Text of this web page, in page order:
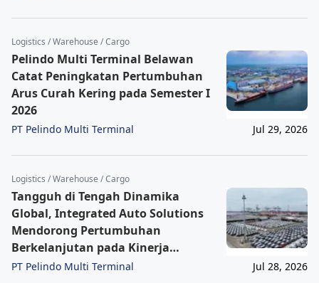
Logistics / Warehouse / Cargo
Pelindo Multi Terminal Belawan
Catat Peningkatan Pertumbuhan
Arus Curah Kering pada Semester I
2026
PT Pelindo Multi Terminal Jul 29, 2026
Logistics / Warehouse / Cargo
Tangguh di Tengah Dinamika
Global, Integrated Auto Solutions
Mendorong Pertumbuhan
Berkelanjutan pada Kinerja
Keuangan IPCC Semester I 2026
PT Pelindo Multi Terminal Jul 28, 2026